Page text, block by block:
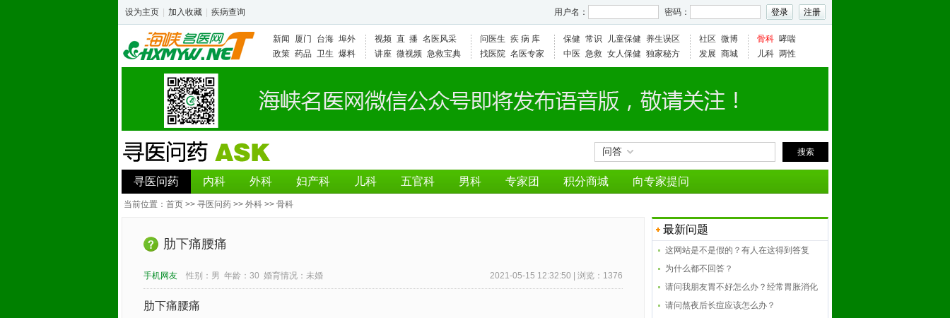
设为主页 加入收藏 疾病查询 用户名： 密码：
新闻 厦门 台海 埠外
政策 药品 卫生 爆料
视频 直 播 名医风采
讲座 微视频 急救宝典
问医生 疾 病 库
找医院 名医专家
保健 常识 儿童保健 养生误区
中医 急救 女人保健 独家秘方
社区 微博
发展 商城
骨科 哮喘
儿科 两性
问答 搜索
寻医问药 内科 外科 妇产科 儿科 五官科 男科 专家团 积分商城 向专家提问
当前位置： 首页 >> 寻医问药 >> 外科 >> 骨科
肋下痛腰痛
手机网友 性别： 男 年龄： 30 婚育情况： 未婚 2021-05-15 12:32:50 | 浏览：1376
肋下痛腰痛
最新问题
这网站是不是假的？有人在这得到答复
吗？
为什么都不回答？
请问我朋友胃不好怎么办？经常胃胀消化
不良
请问熬夜后长痘应该怎么办？